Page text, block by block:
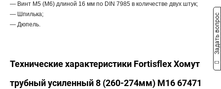
— Винт М5 (М6) длиной 16 мм по DIN 7985 в количестве двух штук;
— Шпилька;
— Дюпель.
Технические характеристики Fortisflex Хомут
трубный усиленный 8 (260-274мм) M16 67471
Задать вопрос